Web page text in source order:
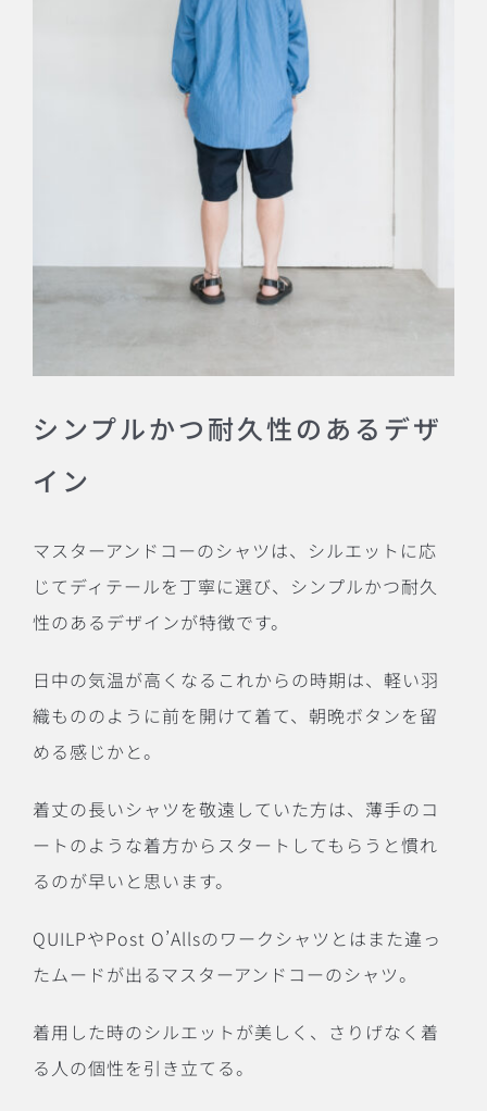
シンプルかつ耐久性のあるデザ
イン
マスターアンドコーのシャツは、シルエットに応
じてディテールを丁寧に選び、シンプルかつ耐久
性のあるデザインが特徴です。
日中の気温が高くなるこれからの時期は、軽い羽
織もののように前を開けて着て、朝晩ボタンを留
める感じかと。
着丈の長いシャツを敬遠していた方は、薄手のコ
ートのような着方からスタートしてもらうと慣れ
るのが早いと思います。
QUILPやPost O’Allsのワークシャツとはまた違っ
たムードが出るマスターアンドコーのシャツ。
着用した時のシルエットが美しく、さりげなく着
る人の個性を引き立てる。